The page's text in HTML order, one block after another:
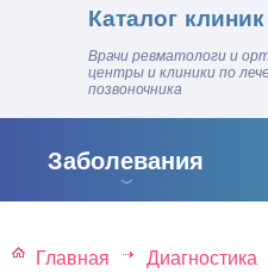
Врачи ревматологи и
центры и клиники по
позвоночника
клиник
Заболевания
Главная Диагностика